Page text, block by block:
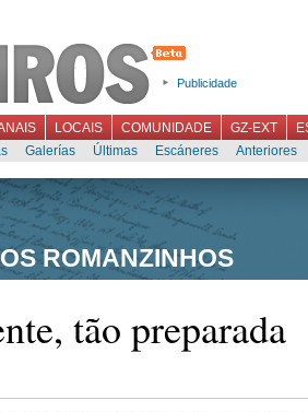
Publicidade
LOCAIS COMUNIDADE GZ-EXT
Galerías Últimas Escáneres Anteriores
ROMANZINHOS
tão preparada